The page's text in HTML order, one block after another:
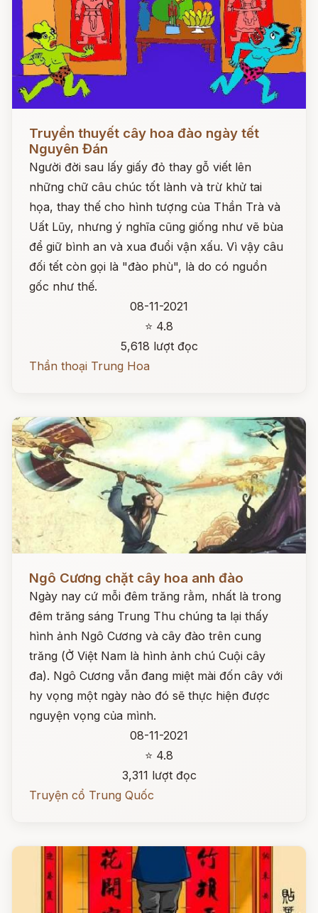
Đọc ngay
Truyền thuyết cây hoa đào ngày tết
Nguyên Đán
Người đời sau lấy giấy đỏ thay gỗ viết lên
những chữ câu chúc tốt lành và trừ khử tai
họa, thay thế cho hình tượng của Thần Trà và
Uất Lũy, nhưng ý nghĩa cũng giống như vẽ bùa
để giữ bình an và xua đuổi vận xấu. Vì vậy câu
đối tết còn gọi là "đào phù", là do có nguồn
gốc như thế.
08-11-2021
⭐ 4.8
5,618 lượt đọc
Thần thoại Trung Hoa
Ngô Cương chặt cây hoa anh đào
Ngày nay cứ mỗi đêm trăng rằm, nhất là trong
đêm trăng sáng Trung Thu chúng ta lại thấy
hình ảnh Ngô Cương và cây đào trên cung
trăng (Ở Việt Nam là hình ảnh chú Cuội cây
đa). Ngô Cương vẫn đang miệt mài đốn cây với
hy vọng một ngày nào đó sẽ thực hiện được
nguyện vọng của mình.
08-11-2021
⭐ 4.8
3,311 lượt đọc
Truyện cổ Trung Quốc